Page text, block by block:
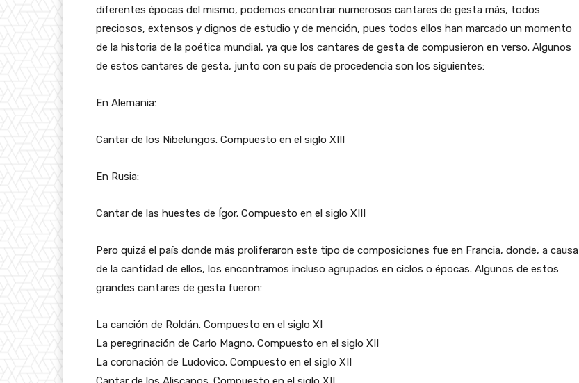
diferentes épocas del mismo, podemos encontrar numerosos cantares de gesta más, todos
preciosos, extensos y dignos de estudio y de mención, pues todos ellos han marcado un momento
de la historia de la poética mundial, ya que los cantares de gesta de compusieron en verso. Algunos
de estos cantares de gesta, junto con su país de procedencia son los siguientes:
En Alemania:
Cantar de los Nibelungos. Compuesto en el siglo XIII
En Rusia:
Cantar de las huestes de Ígor. Compuesto en el siglo XIII
Pero quizá el país donde más proliferaron este tipo de composiciones fue en Francia, donde, a causa
de la cantidad de ellos, los encontramos incluso agrupados en ciclos o épocas. Algunos de estos
grandes cantares de gesta fueron:
La canción de Roldán. Compuesto en el siglo XI
La peregrinación de Carlo Magno. Compuesto en el siglo XII
La coronación de Ludovico. Compuesto en el siglo XII